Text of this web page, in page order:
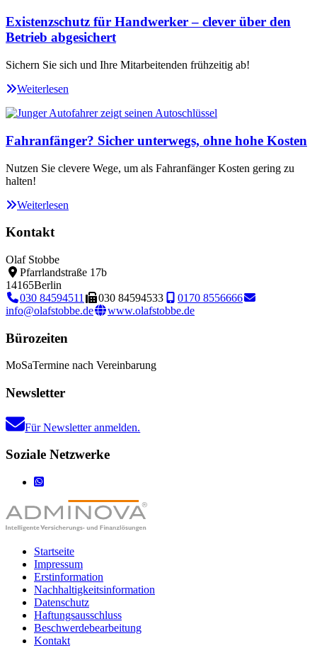
Existenzschutz für Handwerker – clever über den
Betrieb abgesichert
Sichern Sie sich und Ihre Mitarbeitenden frühzeitig ab!
Weiterlesen
Fahranfänger? Sicher unterwegs, ohne hohe Kosten
Nutzen Sie clevere Wege, um als Fahranfänger Kosten gering zu
halten!
Weiterlesen
Kontakt
Olaf Stobbe
Pfarrlandstraße 17b
14165Berlin
030 84594511
030 84594533
0170 8556666
info@olafstobbe.de
www.olafstobbe.de
Bürozeiten
MoSaTermine nach Vereinbarung
Newsletter
Für Newsletter anmelden.
Soziale Netzwerke
Startseite
Impressum
Erstinformation
Nachhaltigkeitsinformation
Datenschutz
Haftungsausschluss
Beschwerdebearbeitung
Kontakt